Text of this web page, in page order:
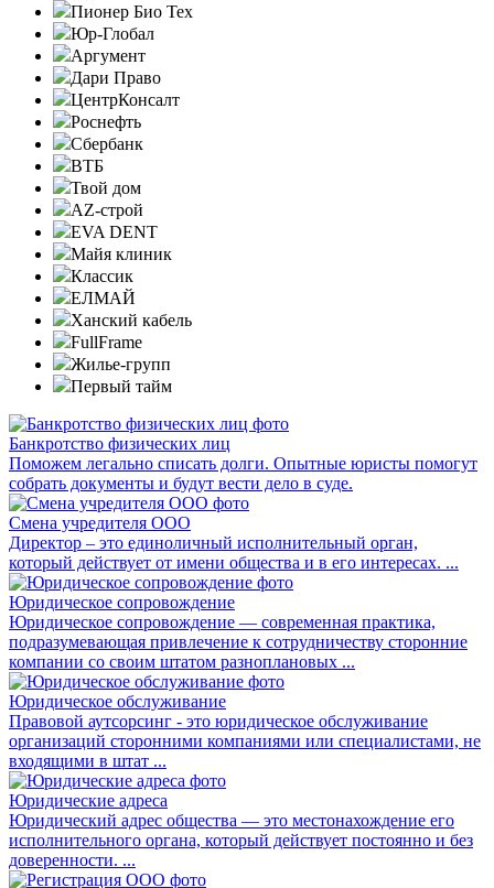
Пионер Био Тех
Юр-Глобал
Аргумент
Дари Право
ЦентрКонсалт
Роснефть
Сбербанк
ВТБ
Твой дом
AZ-строй
EVA DENT
Майя клиник
Классик
ЕЛМАЙ
Ханский кабель
FullFrame
Жилье-групп
Первый тайм
Банкротство физических лиц
Поможем легально списать долги. Опытные юристы помогут
собрать документы и будут вести дело в суде.
Смена учредителя ООО
Директор – это единоличный исполнительный орган,
который действует от имени общества и в его интересах. ...
Юридическое сопровождение
Юридическое сопровождение — современная практика,
подразумевающая привлечение к сотрудничеству сторонние
компании со своим штатом разноплановых ...
Юридическое обслуживание
Правовой аутсорсинг - это юридическое обслуживание
организаций сторонними компаниями или специалистами, не
входящими в штат ...
Юридические адреса
Юридический адрес общества — это местонахождение его
исполнительного органа, который действует постоянно и без
доверенности. ...